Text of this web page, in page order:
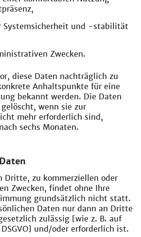
Systemsicherheit und -stabilität
Zwecken.
diese Daten nachträglich zu
Anhaltspunkte für eine
bekannt werden. Die Daten
wenn sie zur
mehr erforderlich sind,
sechs Monaten.
Dritte, zu kommerziellen oder
Zwecken, findet ohne Ihre
grundsätzlich nicht statt.
Daten nur dann an Dritte
zulässig [wie z. B. auf
und/oder erforderlich ist.